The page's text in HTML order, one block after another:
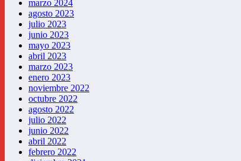
marzo 2024
agosto 2023
julio 2023
junio 2023
mayo 2023
abril 2023
marzo 2023
enero 2023
noviembre 2022
octubre 2022
agosto 2022
julio 2022
junio 2022
abril 2022
febrero 2022